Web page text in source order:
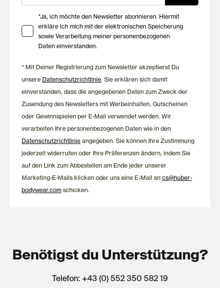
Ihre Zustimmung zu Marketing E-Mails
*Ja, ich möchte den Newsletter abonnieren. Hiermit
erkläre ich mich mit der elektronischen Speicherung
sowie Verarbeitung meiner personenbezogenen
Daten einverstanden.
* Mit Deiner Registrierung zum Newsletter akzeptierst Du
unsere Datenschutzrichtlinie. Sie erklären sich damit
einverstanden, dass die angegebenen Daten zum Zweck der
Zusendung des Newsletters mit Werbeinhalten, Gutscheinen
oder Gewinnspielen per E-Mail verwendet werden. Wir
verarbeiten Ihre personenbezogenen Daten wie in den
Datenschutzrichtlinie angegeben. Sie können Ihre Zustimmung
jederzeit widerrufen oder Ihre Präferenzen ändern, indem Sie
auf den Link zum Abbestellen am Ende jeder unserer
Marketing-E-Mails klicken oder uns eine E-Mail ancs@huber-
bodywear.com schicken.
Benötigst du Unterstützung?
Telefon: +43 (0) 552 350 582 19